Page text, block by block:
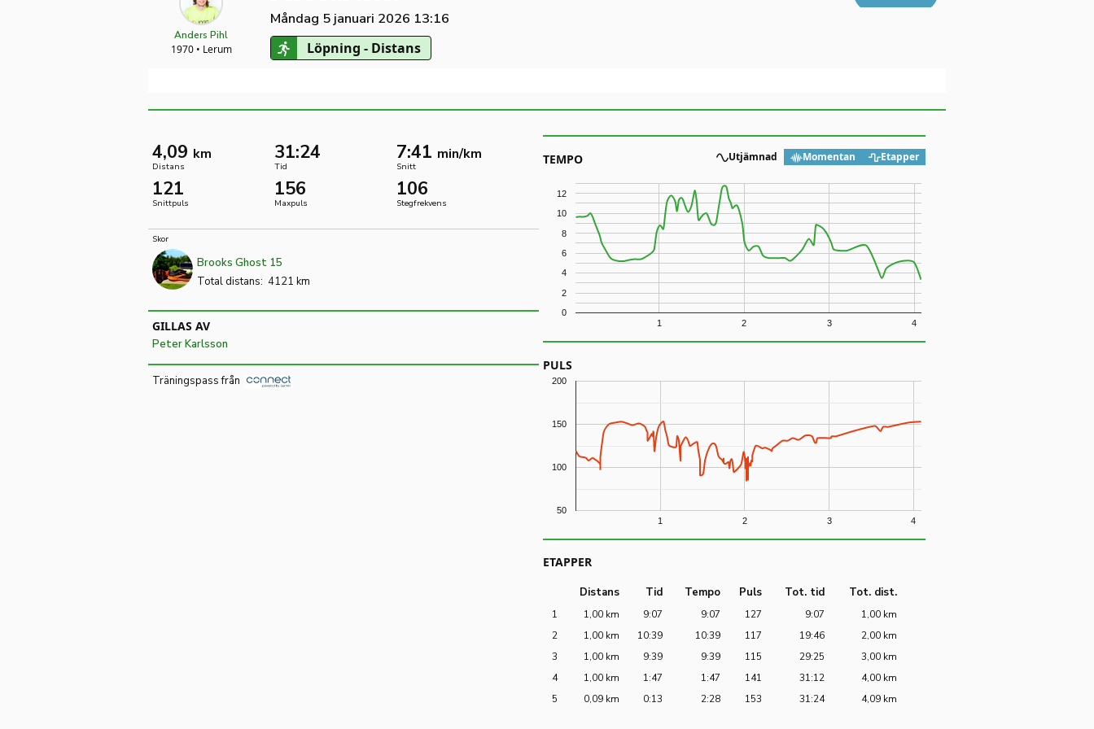
Anders Pihl
1970 • Lerum
Måndag 5 januari 2026 13:16
Löpning - Distans
4,09 km
Distans
31:24
Tid
7:41 min/km
Snitt
121
Snittpuls
156
Maxpuls
106
Stegfrekvens
Skor
Brooks Ghost 15
Total distans: 4121 km
GILLAS AV
Peter Karlsson
Träningspass från
TEMPO Utjämnad Momentan Etapper
1 2 3 4
0
10
12
2
4
6
8
PULS
1 2 3 4
50
100
150
200
ETAPPER
Distans Tid Tempo Puls Tot. tid Tot. dist.
1 1,00 km 9:07 9:07 127 9:07
1,00 km
2
1,00 km 10:39 10:39 117 19:46
2,00 km
3
1,00 km 9:39 9:39 115 29:25
3,00 km
4
1,00 km 1:47 1:47 141 31:12
4,00 km
5
0,09 km 0:13 2:28 153 31:24 4,09 km